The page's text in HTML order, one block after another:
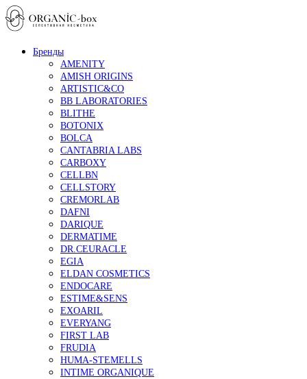
Бренды
AMENITY
AMISH ORIGINS
ARTISTIC&CO
BB LABORATORIES
BLITHE
BOTONIX
BOLCA
CANTABRIA LABS
CARBOXY
CELLBN
CELLSTORY
CREMORLAB
DAFNI
DARIQUE
DERMATIME
DR.CEURACLE
EGIA
ELDAN COSMETICS
ENDOCARE
ESTIME&SENS
EXOARIL
EVERYANG
FIRST LAB
FRUDIA
HUMA-STEMELLS
INTIME ORGANIQUE